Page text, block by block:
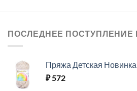
ПОСЛЕДНЕЕ ПОСТУПЛЕНИЕ
Пряжа Детская
₽572